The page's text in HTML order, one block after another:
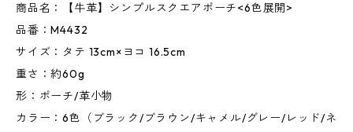
商品名：【牛革】シンプルスクエアポーチ<6色展開>
品番：M4432
サイズ：タテ 13cm×ヨコ 16.5cm
重さ：約60g
形：ポーチ/革小物
カラー：6色（ブラック/ブラウン/キャメル/グレー/レッド/ネ